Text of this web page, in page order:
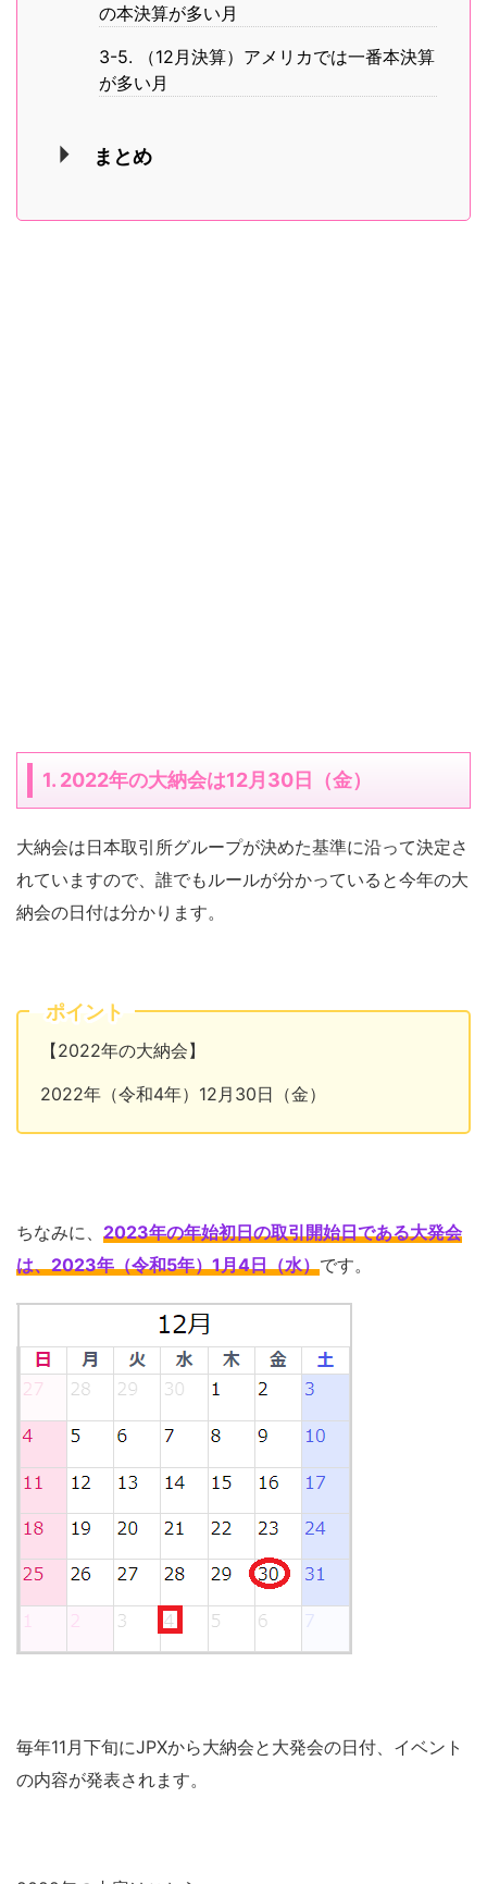
の本決算が多い月
3-5. （12月決算）アメリカでは一番本決算
が多い月
まとめ
1. 2022年の大納会は12月30日（金）
大納会は日本取引所グループが決めた基準に沿って決定さ
れていますので、誰でもルールが分かっていると今年の大
納会の日付は分かります。
ポイント
【2022年の大納会】
2022年（令和4年）12月30日（金）
ちなみに、 2023年の年始初日の取引開始日である大発会
は、2023年（令和5年）1月4日（水）です。
毎年11月下旬にJPXから大納会と大発会の日付、イベント
の内容が発表されます。